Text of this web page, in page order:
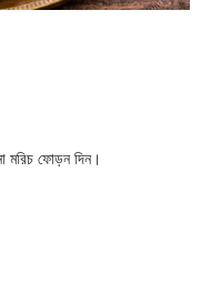
মরিচ ফোড়ন দিন।